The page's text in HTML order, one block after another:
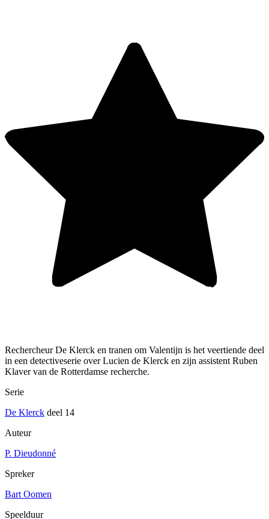
Rechercheur De Klerck en tranen om Valentijn is het veertiende deel
in een detectiveserie over Lucien de Klerck en zijn assistent Ruben
Klaver van de Rotterdamse recherche.
Serie
De Klerck deel 14
Auteur
P. Dieudonné
Spreker
Bart Oomen
Speelduur